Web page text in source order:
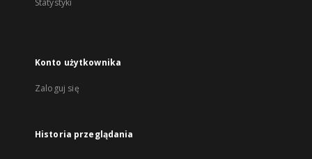
Statystyki
Konto użytkownika
Zaloguj się
Historia przeglądania